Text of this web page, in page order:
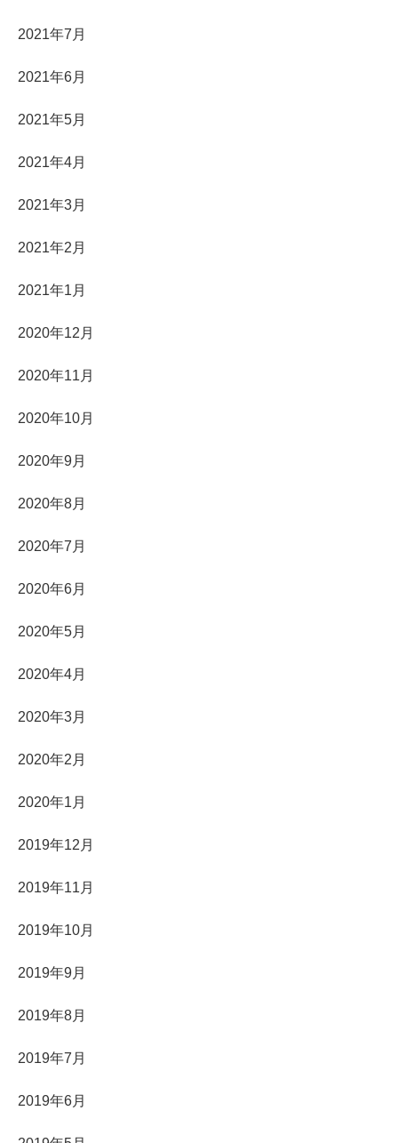
2021年7月
2021年6月
2021年5月
2021年4月
2021年3月
2021年2月
2021年1月
2020年12月
2020年11月
2020年10月
2020年9月
2020年8月
2020年7月
2020年6月
2020年5月
2020年4月
2020年3月
2020年2月
2020年1月
2019年12月
2019年11月
2019年10月
2019年9月
2019年8月
2019年7月
2019年6月